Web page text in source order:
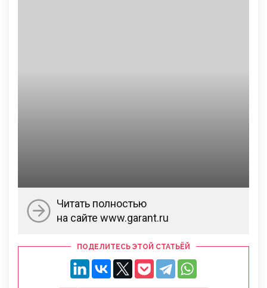
Читать полностью
на сайте www.garant.ru
ПОДЕЛИТЕСЬ ЭТОЙ СТАТЬЁЙ